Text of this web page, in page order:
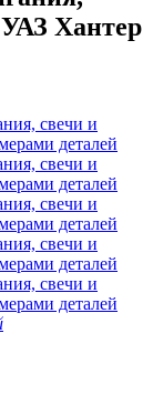
Хантер